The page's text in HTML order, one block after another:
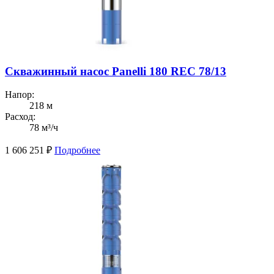
Скважинный насос Panelli 180 REC 78/13
Напор:
218 м
Расход:
78 м³/ч
1 606 251 ₽ Подробнее